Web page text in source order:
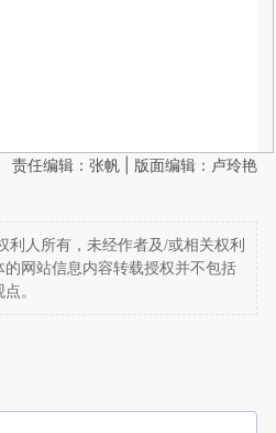
责任编辑：张帆 | 版面编辑：卢玲艳
人所有，未经作者及/或相关权利
网站信息内容转载授权并不包括
。